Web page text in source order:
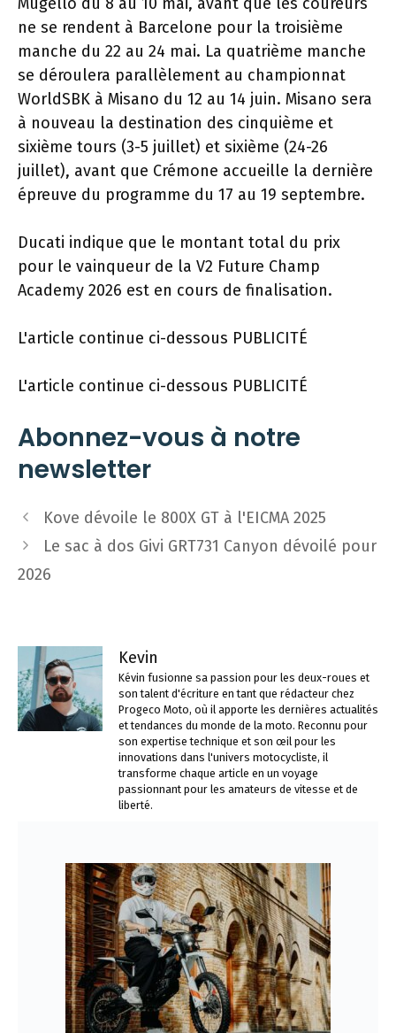
ne se rendent à Barcelone pour la troisième
manche du 22 au 24 mai. La quatrième manche
se déroulera parallèlement au championnat
WorldSBK à Misano du 12 au 14 juin. Misano sera
à nouveau la destination des cinquième et
sixième tours (3-5 juillet) et sixième (24-26
juillet), avant que Crémone accueille la dernière
épreuve du programme du 17 au 19 septembre.
Ducati indique que le montant total du prix
pour le vainqueur de la V2 Future Champ
Academy 2026 est en cours de finalisation.
L'article continue ci-dessous PUBLICITÉ
L'article continue ci-dessous PUBLICITÉ
Abonnez-vous à notre
newsletter
Navigation
des
Kove dévoile le 800X GT à l'EICMA 2025
Le sac à dos Givi GRT731 Canyon dévoilé pour
2026
Kevin
Kévin fusionne sa passion pour les deux-roues et
son talent d'écriture en tant que rédacteur chez
Progeco Moto, où il apporte les dernières actualités
et tendances du monde de la moto. Reconnu pour
son expertise technique et son œil pour les
innovations dans l'univers motocycliste, il
transforme chaque article en un voyage
passionnant pour les amateurs de vitesse et de
liberté.